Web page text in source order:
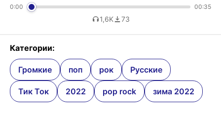
0:00 00:35
1,6K 73
Категории:
Громкие поп рок Русские
Тик Ток 2022 pop rock зима 2022